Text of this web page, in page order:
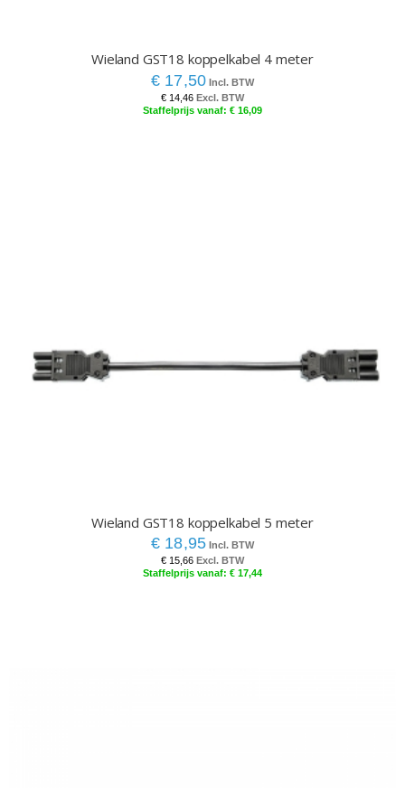
Wieland GST18 koppelkabel 4 meter
€ 17,50
€ 14,46
€ 16,09
Wieland GST18 koppelkabel 5 meter
€ 18,95
€ 15,66
€ 17,44